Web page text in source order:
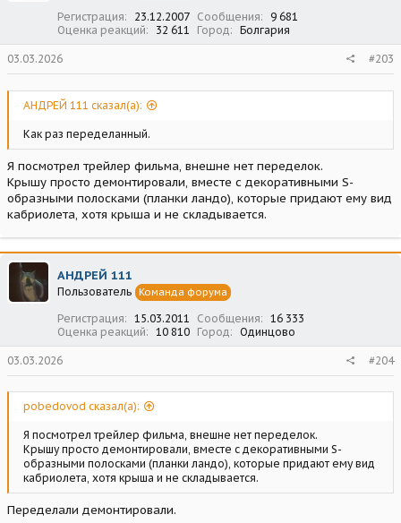
Регистрация 23.12.2007 Сообщения
9 681
Оценка реакций
32 611 Город Болгария
03.03.2026 #203
АНДРЕЙ 111 сказал(а):
Как раз переделанный.
Я посмотрел трейлер фильма, внешне нет переделок.
Крышу просто демонтировали, вместе с декоративными S-
образными полосками (планки ландо), которые придают ему вид
кабриолета, хотя крыша и не складывается.
АНДРЕЙ 111
Пользователь Команда форума
Регистрация 15.03.2011 Сообщения
16 333
Оценка реакций
10 810 Город Одинцово
03.03.2026 #204
pobedovod сказал(а):
Я посмотрел трейлер фильма, внешне нет переделок.
Крышу просто демонтировали, вместе с декоративными S-
образными полосками (планки ландо), которые придают ему вид
кабриолета, хотя крыша и не складывается.
Переделали демонтировали.